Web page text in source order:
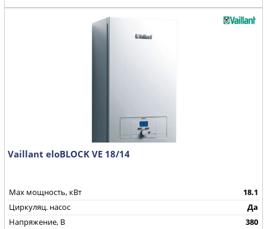
Vaillant eloBLOCK VE 18/14
Max мощность, кВт
18.1
Циркуляц. насос
Да
Напряжение, В
380